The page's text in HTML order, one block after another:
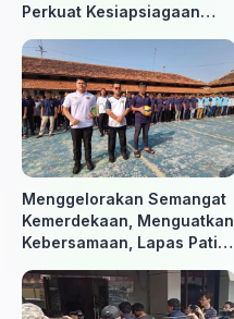
Perkuat Kesiapsiagaan
Menggelorakan Semangat
Kemerdekaan, Menguatkan
Kebersamaan, Lapas Pati
ke-81 RI, Warga Binaan
Antusias Ikuti Berbagai